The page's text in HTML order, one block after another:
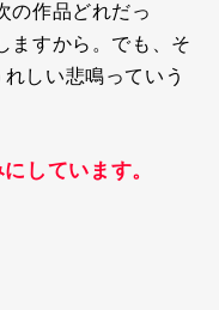
の作品どれだっ
ますから。でも、そ
しい悲鳴っていう
しています。